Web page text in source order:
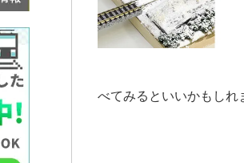
べてみるといいかもしれ